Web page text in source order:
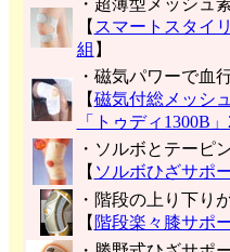
・超薄型メッシュ
【 スマートスタイ
組 】
・磁気パワーで血
【磁気付総メッシ
「トゥディ1300B
・ソルボとテーピ
【 ソルボひざサポ
・階段の上り下り
【 階段楽々膝サポ